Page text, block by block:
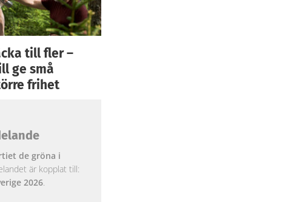
till fler –
ge små
frihet
de gröna i
är kopplat till:
2026.